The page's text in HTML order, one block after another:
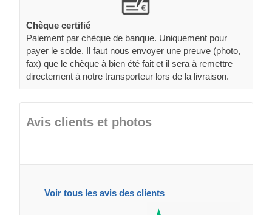
Chèque certifié
Paiement par chèque de banque. Uniquement pour
payer le solde. Il faut nous envoyer une preuve (photo,
fax) que le chèque à bien été fait et il sera à remettre
directement à notre transporteur lors de la livraison.
Avis clients et photos
Voir tous les avis des clients